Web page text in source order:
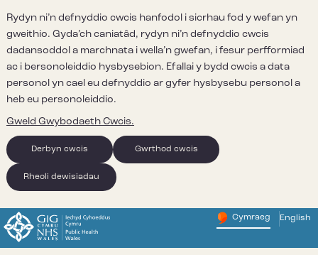
Rydyn ni’n defnyddio cwcis hanfodol i sicrhau fod y wefan yn
gweithio. Gyda’ch caniatâd, rydyn ni’n defnyddio cwcis
dadansoddol a marchnata i wella’n gwefan, i fesur perfformiad
ac i bersonoleiddio hysbysebion. Efallai y bydd cwcis a data
personol yn cael eu defnyddio ar gyfer hysbysebu personol a
heb eu personoleiddio.
Gweld Gwybodaeth Cwcis.
Derbyn cwcis Gwrthod cwcis
Rheoli dewisiadau
Change website
Cymraeg English
– Newid